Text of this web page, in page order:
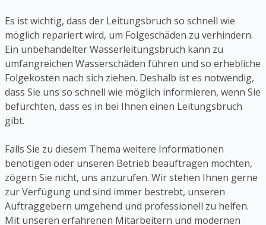
Es ist wichtig, dass der Leitungsbruch so schnell wie
möglich repariert wird, um Folgeschäden zu verhindern.
Ein unbehandelter Wasserleitungsbruch kann zu
umfangreichen Wasserschäden führen und so erhebliche
Folgekosten nach sich ziehen. Deshalb ist es notwendig,
dass Sie uns so schnell wie möglich informieren, wenn Sie
befürchten, dass es in bei Ihnen einen Leitungsbruch
gibt.
Falls Sie zu diesem Thema weitere Informationen
benötigen oder unseren Betrieb beauftragen möchten,
zögern Sie nicht, uns anzurufen. Wir stehen Ihnen gerne
zur Verfügung und sind immer bestrebt, unseren
Auftraggebern umgehend und professionell zu helfen.
Mit unseren erfahrenen Mitarbeitern und modernen